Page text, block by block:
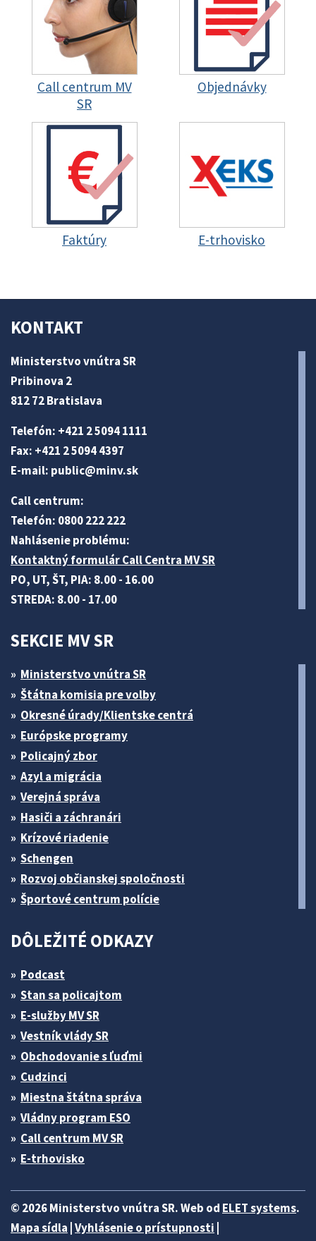
Call centrum MV
SR
Objednávky
Faktúry E-trhovisko
KONTAKT
Ministerstvo vnútra SR
Pribinova 2
812 72 Bratislava
Telefón: +421 2 5094 1111
Fax: +421 2 5094 4397
E-mail: public@minv.sk
Call centrum:
Telefón: 0800 222 222
Nahlásenie problému:
Kontaktný formulár Call Centra MV SR
PO, UT, ŠT, PIA: 8.00 - 16.00
STREDA: 8.00 - 17.00
SEKCIE MV SR
Ministerstvo vnútra SR
Štátna komisia pre volby
Okresné úrady/Klientske centrá
Európske programy
Policajný zbor
Azyl a migrácia
Verejná správa
Hasiči a záchranári
Krízové riadenie
Schengen
Rozvoj občianskej spoločnosti
Športové centrum polície
DÔLEŽITÉ ODKAZY
Podcast
Stan sa policajtom
E-služby MV SR
Vestník vlády SR
Obchodovanie s ľuďmi
Cudzinci
Miestna štátna správa
Vládny program ESO
Call centrum MV SR
E-trhovisko
© 2026 Ministerstvo vnútra SR. Web od ELET systems.
Mapa sídla Vyhlásenie o prístupnosti